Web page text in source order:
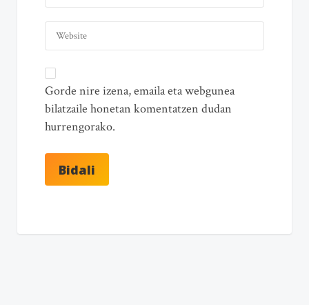
Gorde nire izena, emaila eta webgunea
bilatzaile honetan komentatzen dudan
hurrengorako.